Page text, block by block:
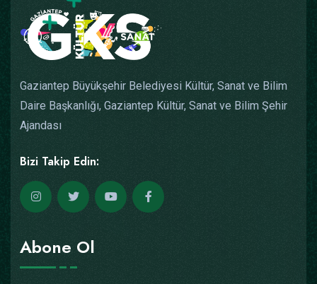
Gaziantep Büyükşehir Belediyesi Kültür, Sanat ve Bilim
Daire Başkanlığı, Gaziantep Kültür, Sanat ve Bilim Şehir
Ajandası
Bizi Takip Edin:
Abone Ol